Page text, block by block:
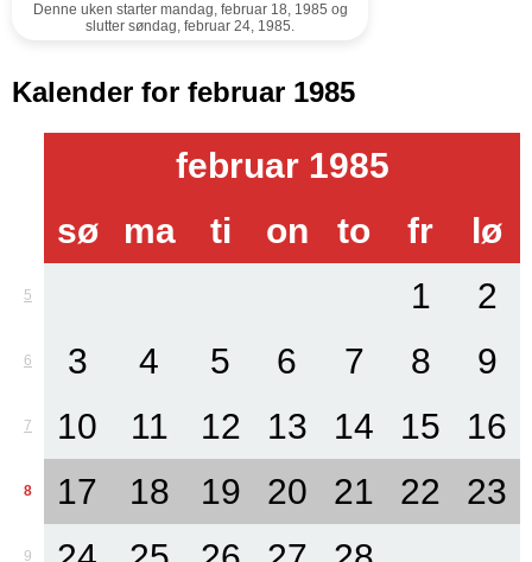
Denne uken starter mandag, februar 18, 1985 og
slutter søndag, februar 24, 1985.
Kalender for februar 1985
februar 1985
sø
ma ti on to fr lø
5 1 2
6 3 4 5 6 7 8 9
7 10 11 12 13 14 15 16
8 17 18 19 20 21 22 23
9